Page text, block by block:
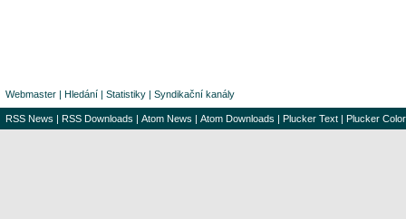
Webmaster | Hledání | Statistiky | Syndikační kanály
RSS News | RSS Downloads | Atom News | Atom Downloads | Plucker Text | Plucker Color